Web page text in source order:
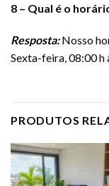
8 – Qual é o
Resposta:Nosso
Sexta-feira, 08:00 h
PRODUTOS